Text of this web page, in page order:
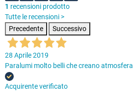
1 recensioni prodotto
Tutte le recensioni >
Precedente
Successivo
28 Aprile 2019
Paralumi molto belli che creano atmosfera
Acquirente verificato